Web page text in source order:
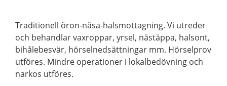
Traditionell öron-näsa-halsmottagning. Vi utreder
och behandlar vaxroppar, yrsel, nästäppa, halsont,
bihålebesvär, hörselnedsättningar mm. Hörselprov
utföres. Mindre operationer i lokalbedövning och
narkos utföres.